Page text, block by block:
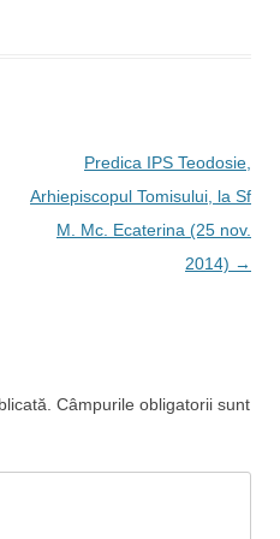
Predica IPS Teodosie,
Arhiepiscopul Tomisului, la Sf
M. Mc. Ecaterina (25 nov.
2014) →
Câmpurile obligatorii sunt